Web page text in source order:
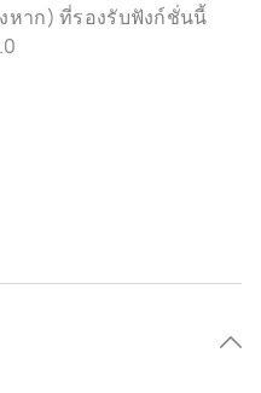
หาก) ที่รองรับฟังก์ชั่นนี้